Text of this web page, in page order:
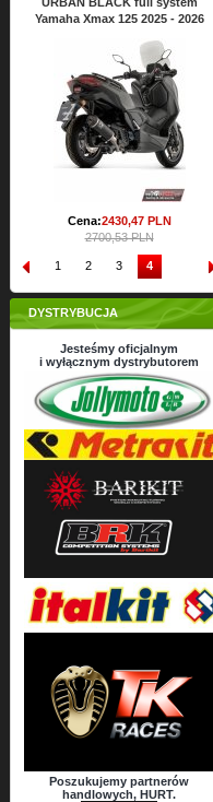
Yamaha Xmax 125 2025 - 2026
Cena:2430,47PLN
2700,53 PLN
1 2 3 4
DYSTRYBUCJA
Jesteśmy oficjalnym
i wyłącznym dystrybutorem
Poszukujemy partnerów
handlowych, HURT.